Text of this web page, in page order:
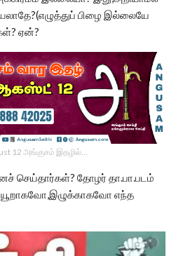
பிழை இல்லையே
ஏன்?
12 அங்குசம் இதழில்…
செய்தார்கள்? தோழர் தா.பா.படம்
எந்த